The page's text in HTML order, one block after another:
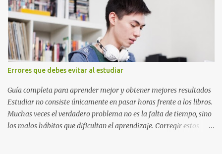
detalladamente en la siguiente imagen, donde hemos unificados
las 5 letras en una sola imagen. Letras individuales para descargar
Letra E color azul Letra F color rojo Letra G color Verde Letra H
Letra I Estas letras no solo destacan por sus colores vibrantes y su
diseño geométrico inspirado en el Reino Champiñón, sino que
también representan elementos clave de la saga: · E de Estrella :
El ítem que nos da la invencibilidad necesaria para atravesar
cualquier obstáculo. · ...
Errores que debes evitar al estudiar
Guía completa para aprender mejor y obtener mejores resultados
Estudiar no consiste únicamente en pasar horas frente a los libros.
Muchas veces el verdadero problema no es la falta de tiempo, sino
los malos hábitos que dificultan el aprendizaje. Corregir estos